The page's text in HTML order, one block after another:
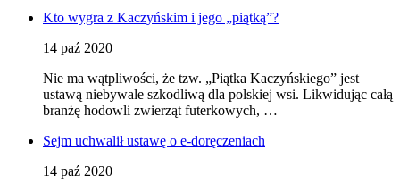
Kto wygra z Kaczyńskim i jego „piątką”?
14 paź 2020
Nie ma wątpliwości, że tzw. „Piątka Kaczyńskiego” jest
ustawą niebywale szkodliwą dla polskiej wsi. Likwidując całą
branżę hodowli zwierząt futerkowych, …
Sejm uchwalił ustawę o e-doręczeniach
14 paź 2020